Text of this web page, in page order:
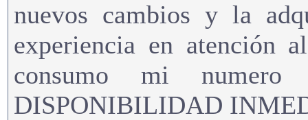
nuevos cambios y la
experiencia en atención
consumo mi numero
DISPONIBILIDAD